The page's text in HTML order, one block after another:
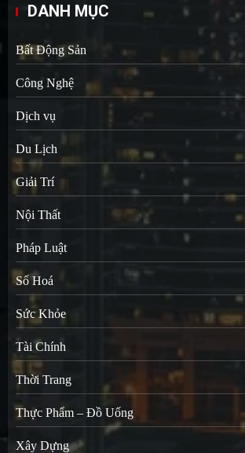
DANH MỤC
Bất Động Sản
Công Nghệ
Dịch vụ
Du Lịch
Giải Trí
Nội Thất
Pháp Luật
Số Hoá
Sức Khỏe
Tài Chính
Thời Trang
Thực Phẩm – Đồ Uống
Xây Dựng